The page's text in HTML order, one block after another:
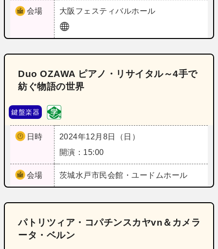
会場 大阪 フェスティバルホール
Duo OZAWA ピアノ・リサイタル～4手で
紡ぐ物語の世界
鍵盤楽器
日時
2024年12月8日（日）
開演：15:00
会場 茨城水戸市民会館・ユードムホール
パトリツィア・コパチンスカヤvn＆カメラ
ータ・ベルン